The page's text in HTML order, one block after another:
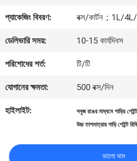
মান
নিয়ন্ত্রণ
করুন
প্যাকেজিং বিবরণ: বক্স/কার্টন；1L/
ডেলিভারি সময়: 10-15 কার্যদিবস
পরিশোধের শর্ত: টি/টি
যোগানের ক্ষমতা: 500 বক্স/দিন
হাইলাইট: সবুজ রঙের মাধ্যমে গাড়ির
উচ্চ তাপমাত্রায় গাড়ি পেইন্ট
ভালো দাম